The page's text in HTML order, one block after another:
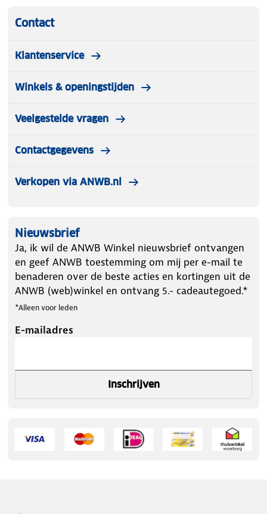
Contact
Klantenservice
Winkels & openingstijden
Veelgestelde vragen
Contactgegevens
Verkopen via ANWB.nl
Nieuwsbrief
Ja, ik wil de ANWB Winkel nieuwsbrief ontvangen
en geef ANWB toestemming om mij per e-mail te
benaderen over de beste acties en kortingen uit de
ANWB (web)winkel en ontvang 5.- cadeautegoed.*
*Alleen voor leden
E-mailadres
Inschrijven